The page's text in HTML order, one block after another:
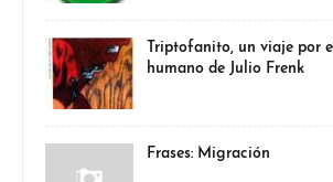
Triptofanito, un viaje por
humano de Julio Frenk
Frases: Migración